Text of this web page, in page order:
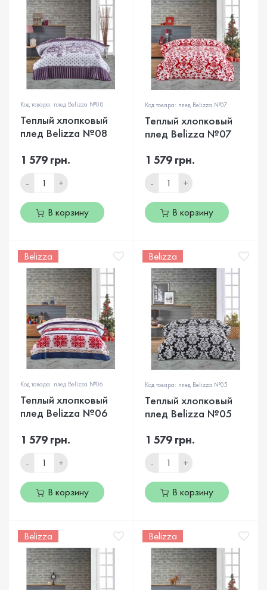
Код товара: плед Belizza №08
Теплый хлопковый
плед Belizza №08
1 579 грн.
- +
В корзину
Код товара: плед Belizza №07
Теплый хлопковый
плед Belizza №07
1 579 грн.
- +
В корзину
Belizza
Код товара: плед Belizza №06
Теплый хлопковый
плед Belizza №06
1 579 грн.
- +
В корзину
Belizza
Код товара: плед Belizza №05
Теплый хлопковый
плед Belizza №05
1 579 грн.
- +
В корзину
Belizza Belizza